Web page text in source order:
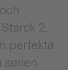
2,
perfekta
serien